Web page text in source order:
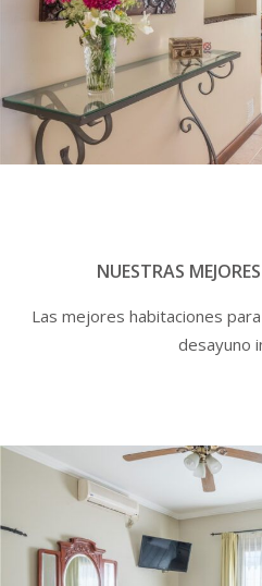
NUESTRAS
Las mejores habitaciones
desayuno